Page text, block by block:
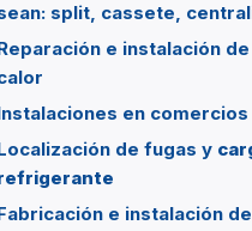
split, cassete,
e instalación
en comercios
de fugas y
e instalación